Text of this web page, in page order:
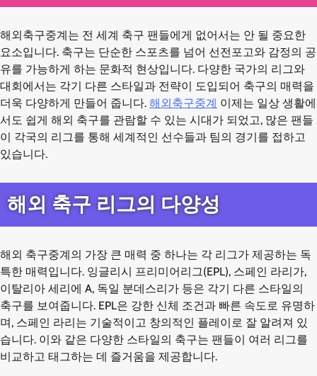
해외축구중계는 전 세계 축구 팬들에게 없어서는 안 될 중요한
요소입니다. 축구는 단순한 스포츠를 넘어 선전포고와 감정의 공
유를 가능하게 하는 문화적 현상입니다. 다양한 국가의 리그와
대회에서는 각기 다른 스타일과 전략이 도입되어 축구의 매력을
더욱 다양하게 만들어 줍니다. 해외축구중계 이제는 일상 생활에
서도 쉽게 해외 축구를 관람할 수 있는 시대가 되었고, 많은 팬들
이 각국의 리그를 통해 세계적인 선수들과 팀의 경기를 접하고
있습니다.
해외 축구 리그의 다양성
해외 축구중계의 가장 큰 매력 중 하나는 각 리그가 제공하는 독
특한 매력입니다. 잉글리시 프리미어리그(EPL), 스페인 라리가,
이탈리아 세리에 A, 독일 분데스리가 등은 각기 다른 스타일의
축구를 보여줍니다. EPL은 강한 신체 조건과 빠른 속도로 유명하
며, 스페인 라리는 기술적이고 창의적인 플레이로 잘 알려져 있
습니다. 이와 같은 다양한 스타일의 축구는 팬들이 여러 리그를
비교하고 태그하는 데 즐거움을 제공합니다.